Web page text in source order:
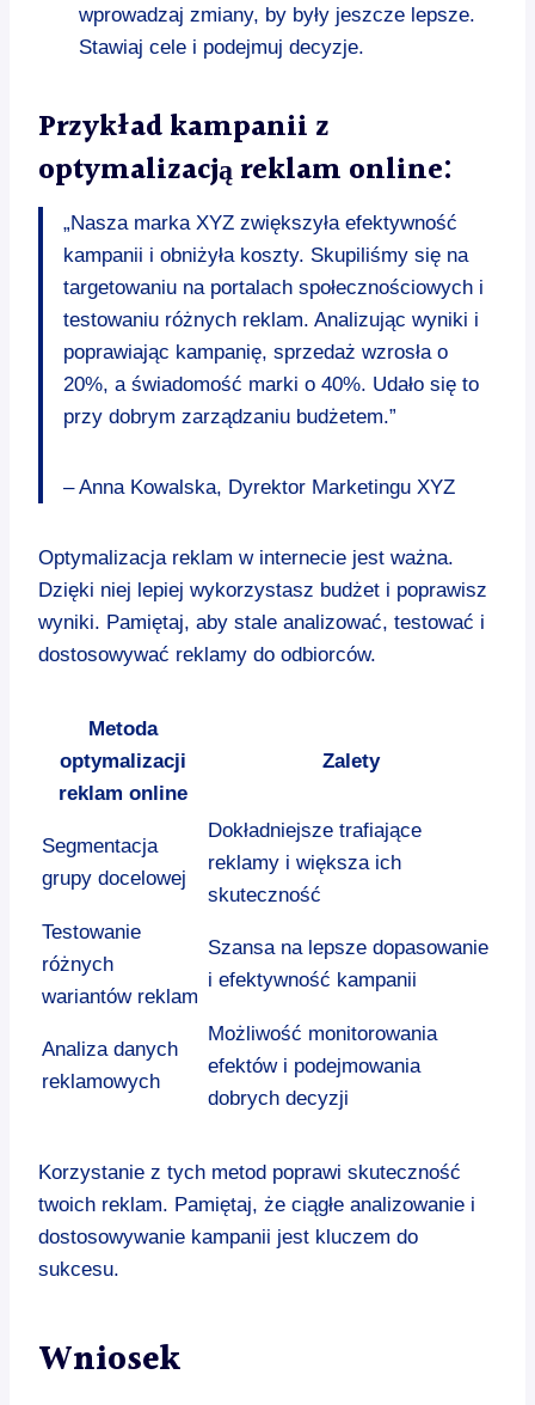
wprowadzaj zmiany, by były jeszcze lepsze.
Stawiaj cele i podejmuj decyzje.
Przykład kampanii z
optymalizacją reklam online:
„Nasza marka XYZ zwiększyła efektywność
kampanii i obniżyła koszty. Skupiliśmy się na
targetowaniu na portalach społecznościowych i
testowaniu różnych reklam. Analizując wyniki i
poprawiając kampanię, sprzedaż wzrosła o
20%, a świadomość marki o 40%. Udało się to
przy dobrym zarządzaniu budżetem.”
– Anna Kowalska, Dyrektor Marketingu XYZ
Optymalizacja reklam w internecie jest ważna.
Dzięki niej lepiej wykorzystasz budżet i poprawisz
wyniki. Pamiętaj, aby stale analizować, testować i
dostosowywać reklamy do odbiorców.
Metoda
optymalizacji
reklam online
Zalety
Segmentacja
grupy docelowej
Dokładniejsze trafiające
reklamy i większa ich
skuteczność
Testowanie
różnych
wariantów reklam
Szansa na lepsze dopasowanie
i efektywność kampanii
Analiza danych
reklamowych
Możliwość monitorowania
efektów i podejmowania
dobrych decyzji
Korzystanie z tych metod poprawi skuteczność
twoich reklam. Pamiętaj, że ciągłe analizowanie i
dostosowywanie kampanii jest kluczem do
sukcesu.
Wniosek